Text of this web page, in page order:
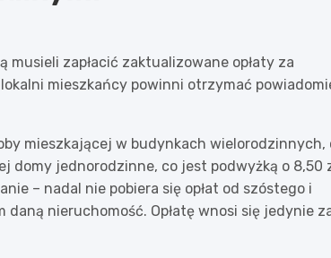
musieli zapłacić zaktualizowane opłaty za
mieszkańcy powinni otrzymać
mieszkającej w budynkach wielorodzinnych,
domy jednorodzinne, co jest podwyżką o 8,50
– nadal nie pobiera się opłat od szóstego i
nieruchomość. Opłatę wnosi się jedynie